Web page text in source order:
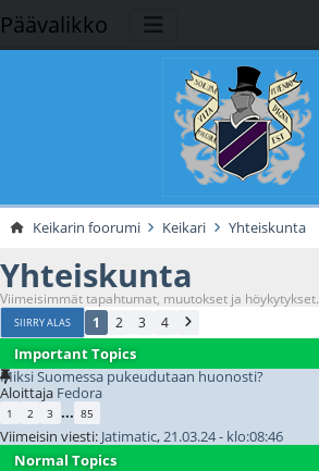
Päävalikko
Keikarin foorumi Keikari Yhteiskunta
Yhteiskunta
Viimeisimmät tapahtumat, muutokset ja höykytykset.
SIIRRY ALAS 1 2 3 4
Important Topics
Miksi Suomessa pukeudutaan huonosti?
Aloittaja Fedora
1 2 3 ... 85
Viimeisin viesti: Jatimatic, 21.03.24 - klo:08:46
Normal Topics